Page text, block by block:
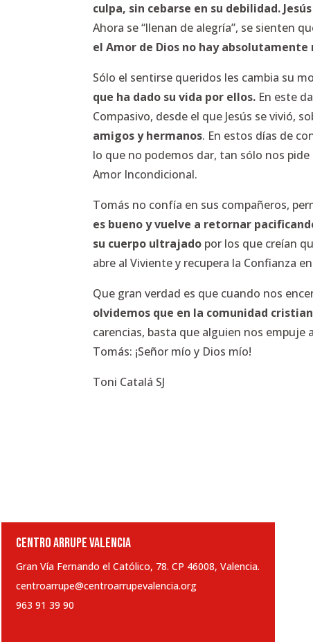
culpa, sin cebarse en su debilidad.
Ahora se “llenan de alegría”, se sienten
el Amor de Dios no hay
Sólo el sentirse queridos les cambia su
que ha dado su vida por ellos. En este
Compasivo, desde el que Jesús se vivió,
amigos y hermanos. En estos días de
lo que no podemos dar, tan sólo nos
Amor Incondicional.
Tomás no confía en sus compañeros,
es bueno y vuelve a retornar
su cuerpo ultrajado por los que creían
abre al Viviente y recupera la Confianza
Que gran verdad es que cuando nos
olvidemos que en la comunidad
carencias, basta que alguien nos empuje
Tomás: ¡Señor mío y Dios mío!
Toni Catalá SJ
CENTRO ARRUPE VALENCIA
Gran Vía Fernando el Católico, 78. CP 46008, Valencia.
centroarrupe@centroarrupevalencia.org
963 91 39 90